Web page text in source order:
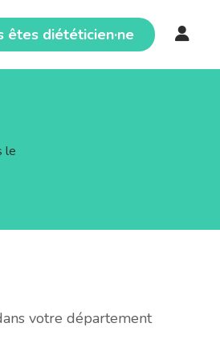
êtes diététicien·ne
le
votre département